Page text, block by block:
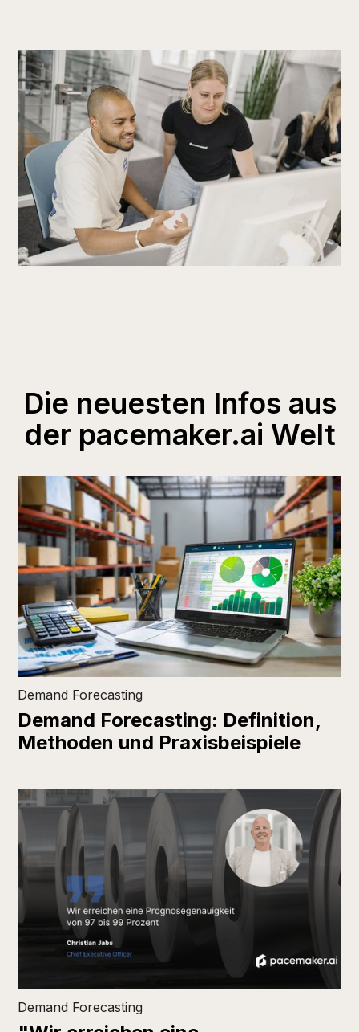
Die neuesten Infos aus
der pacemaker.ai Welt
Demand Forecasting
Demand Forecasting: Definition,
Methoden und Praxisbeispiele
Demand Forecasting